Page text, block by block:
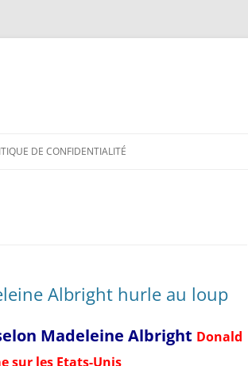
DE CONFIDENTIALITÉ
Albright hurle au loup
Madeleine Albright Donald
sur les Etats-Unis